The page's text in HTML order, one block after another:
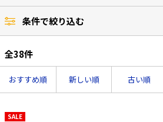
電話線／コネクタ／アダプタ
光ファイバー・融着接続機関連
LANケーブル・コネクタ・関連資材/機器
LAN配線工事
EV充電設備工事
照明設置工事
条件で絞り込む
全38件
おすすめ順 新しい順 古い順
SALE